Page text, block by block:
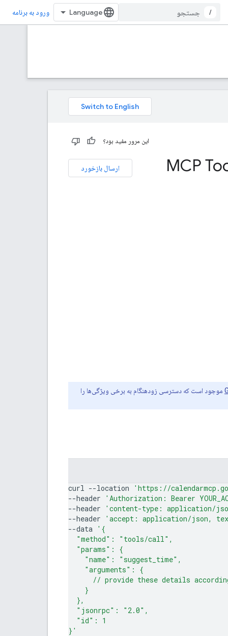
/ ورود به برنامه
این مرور مفید بود؟
ارسال بازخورد MCP
موجود است که دسترسی زودهنگام به برخی ویژگی‌ها را
curl --location
'https://
--header
'Authorization: Bearer
--header
'content-type: application/
--header
'accept: application/json,
--data '{
  "method": "tools/call",
  "params": {
    "name": "suggest_time",
    "arguments": {
// provide these details
    }
  },
  "jsonrpc": "2.0",
  "id": 1
}'